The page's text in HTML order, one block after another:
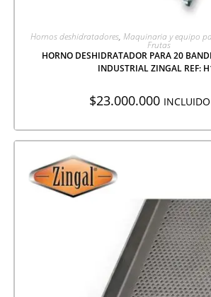
AGREGAR A COTIZACIÓN
Hornos deshidratadores, Maquinaria y equipo
Frutas
HORNO DESHIDRATADOR PARA 20
INDUSTRIAL ZINGAL REF:
$23.000.000